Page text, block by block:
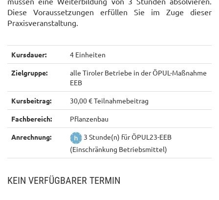
Diese Voraussetzungen erfüllen Sie im Zuge dieser
Praxisveranstaltung.
Kursdauer: 4 Einheiten
Zielgruppe:
alle Tiroler Betriebe in der ÖPUL-Maßnahme
EEB
Kursbeitrag: 30,00 € Teilnahmebeitrag
Fachbereich: Pflanzenbau
Anrechnung:
3 Stunde(n) für ÖPUL23-EEB
(Einschränkung Betriebsmittel)
KEIN VERFÜGBARER TERMIN